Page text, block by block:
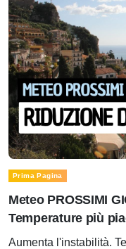
Prima Pagina
Meteo PROSSIMI
Temperature più
Aumenta l'instabilità.